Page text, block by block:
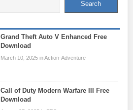
Grand Theft Auto V Enhanced Free
Download
March 10, 2025 in Action-Adventure
Call of Duty Modern Warfare III Free
Download